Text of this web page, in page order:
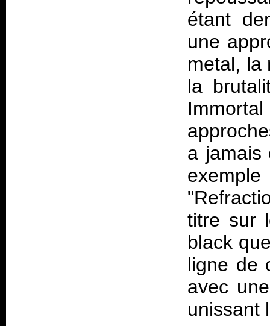
étant
une
metal, la
la
a jamais
titre sur
black
ligne de
avec